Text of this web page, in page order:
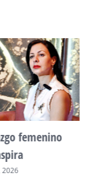
venezolano en
2026